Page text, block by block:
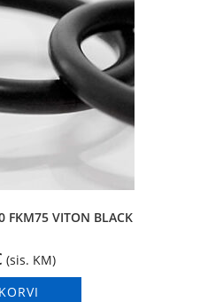
FKM75 VITON BLACK
(sis. KM)